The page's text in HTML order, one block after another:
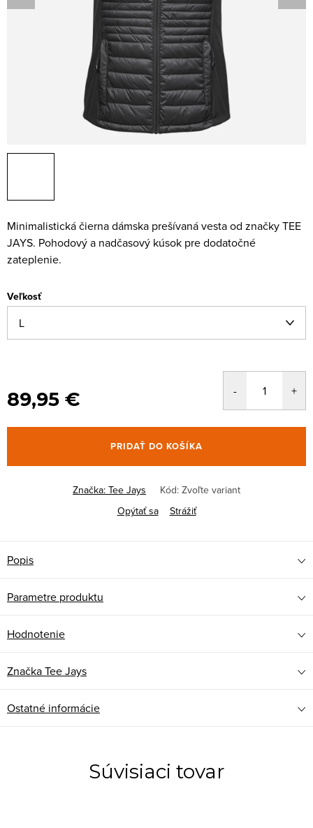
Minimalistická čierna dámska prešívaná vesta od značky TEE
JAYS. Pohodový a nadčasový kúsok pre dodatočné
zateplenie.
Veľkosť
89,95 €
PRIDAŤ DO KOŠÍKA
Značka: Tee Jays Kód: Zvoľte variant
Opýtať sa
Strážiť
Popis
Parametre produktu
Hodnotenie
ZnačkaTee Jays
Ostatné informácie
Súvisiaci tovar